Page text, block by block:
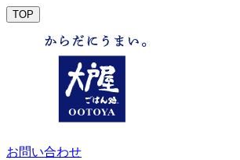
TOP
お問い合わせ